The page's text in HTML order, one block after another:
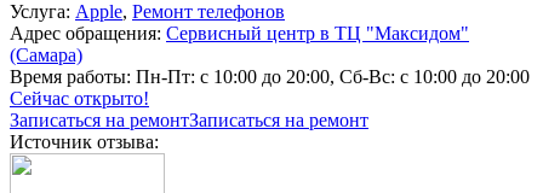
Услуга: Apple, Ремонт телефонов
Адрес обращения: Сервисный центр в ТЦ "Максидом"
(Самара)
Время работы: Пн-Пт: с 10:00 до 20:00, Сб-Вс: с 10:00 до 20:00
Сейчас открыто!
Записаться на ремонтЗаписаться на ремонт
Источник отзыва: